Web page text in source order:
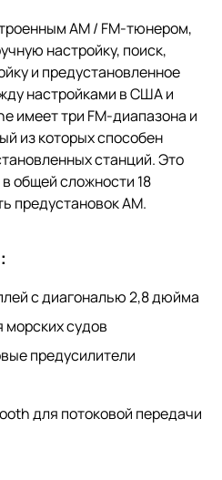
AM / FM-тюнером,
настройку, поиск,
и предустановленное
настройками в США и
имеет три FM-диапазона и
из которых способен
станций. Это
общей сложности 18
предустановок AM.
с диагональю 2,8 дюйма
морских судов
предусилители
для потоковой передачи